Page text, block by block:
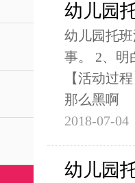
幼儿园
幼儿园托
事。 2、明
【活动过
那么黑啊
2018-07-04
幼儿园